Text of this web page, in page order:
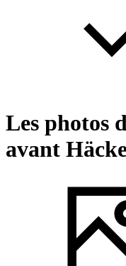
Les photos
avant